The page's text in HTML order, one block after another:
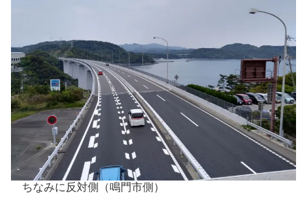
ちなみに反対側（鳴門市側）